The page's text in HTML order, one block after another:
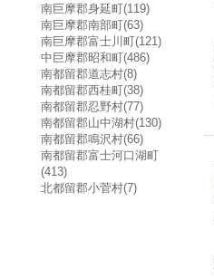
南巨摩郡身延町(119)
南巨摩郡南部町(63)
南巨摩郡富士川町(121)
中巨摩郡昭和町(486)
南都留郡道志村(8)
南都留郡西桂町(38)
南都留郡忍野村(77)
南都留郡山中湖村(130)
南都留郡鳴沢村(66)
南都留郡富士河口湖町
(413)
北都留郡小菅村(7)